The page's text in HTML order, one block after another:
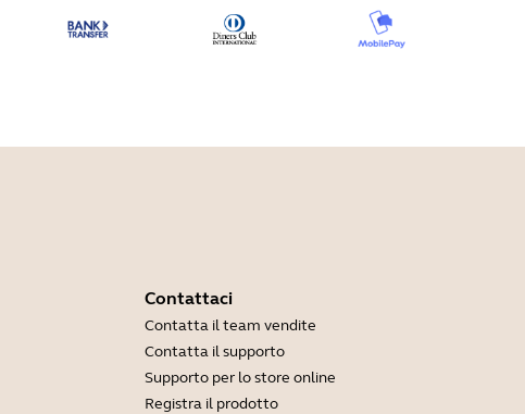
Contattaci
Contatta il team vendite
Contatta il supporto
Supporto per lo store online
Registra il prodotto